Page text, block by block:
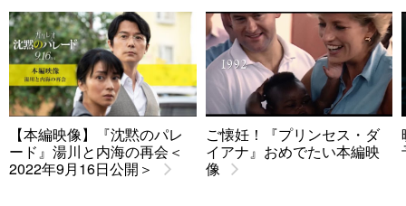
【本編映像】『沈黙のパレ
ード』湯川と内海の再会＜
2022年9月16日公開＞
ご懐妊！『プリンセス・ダ
イアナ』おめでたい本編映
像